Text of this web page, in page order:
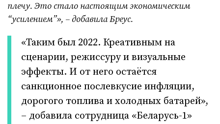
плечу. Это стало настоящим экономическим
“усилением”», – добавила Бреус.
«Таким был 2022. Креативным на
сценарии, режиссуру и визуальные
эффекты. И от него остаётся
санкционное послевкусие инфляции,
дорогого топлива и холодных батарей»,
– добавила сотрудница «Беларусь-1»